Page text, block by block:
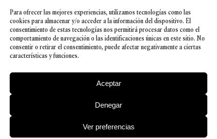
Para ofrecer las mejores experiencias, utilizamos tecnologías como las
cookies para almacenar y/o acceder a la información del dispositivo. El
consentimiento de estas tecnologías nos permitirá procesar datos como el
comportamiento de navegación o las identificaciones únicas en este sitio. No
consentir o retirar el consentimiento, puede afectar negativamente a ciertas
características y funciones.
Aceptar
Denegar
Ver preferencias
la organización. De esta forma, como siempre
defendemos, los contornos de los canales de
denuncia no siempre están claros, por lo que lo
razonable y más eficiente sería el diseño y gestión
de un solo canal de información en el que tuvieran
cabida todos los incumplimientos normativos que
pudieran darse en la empresa.
© 2026 Barrilero